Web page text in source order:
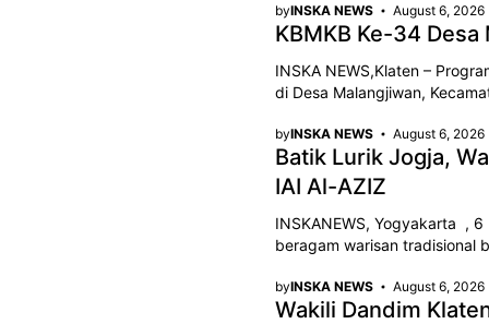
byINSKA NEWS August 6, 2026
KBMKB Ke-34
INSKA NEWS,Klaten –
di Desa Malangjiwan,
byINSKA NEWS August 6, 2026
Batik Lurik Jogja,
IAI Al-AZIZ
INSKANEWS, Yogyakarta ,
beragam warisan tradisional
byINSKA NEWS August 6, 2026
Wakili Dandim